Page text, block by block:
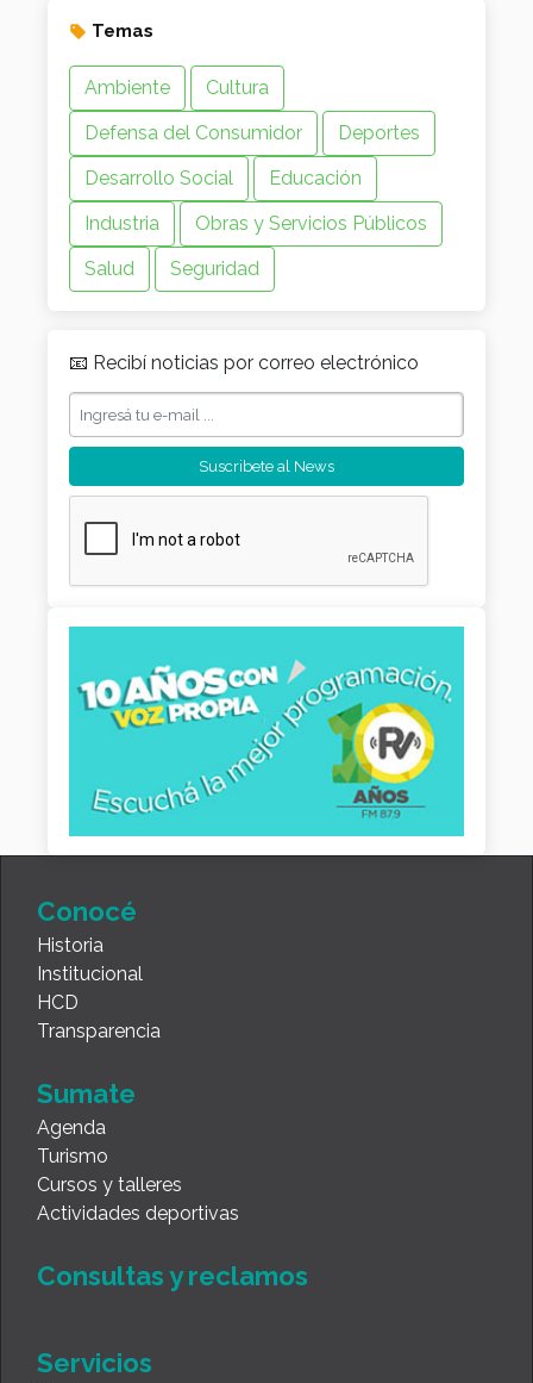
Temas
Ambiente
Cultura
Defensa del Consumidor
Deportes
Desarrollo Social
Educación
Industria
Obras y Servicios Públicos
Salud
Seguridad
📧 Recibí noticias por correo electrónico
Conocé
Historia
Institucional
HCD
Transparencia
Sumate
Agenda
Turismo
Cursos y talleres
Actividades deportivas
Consultas y reclamos
Servicios